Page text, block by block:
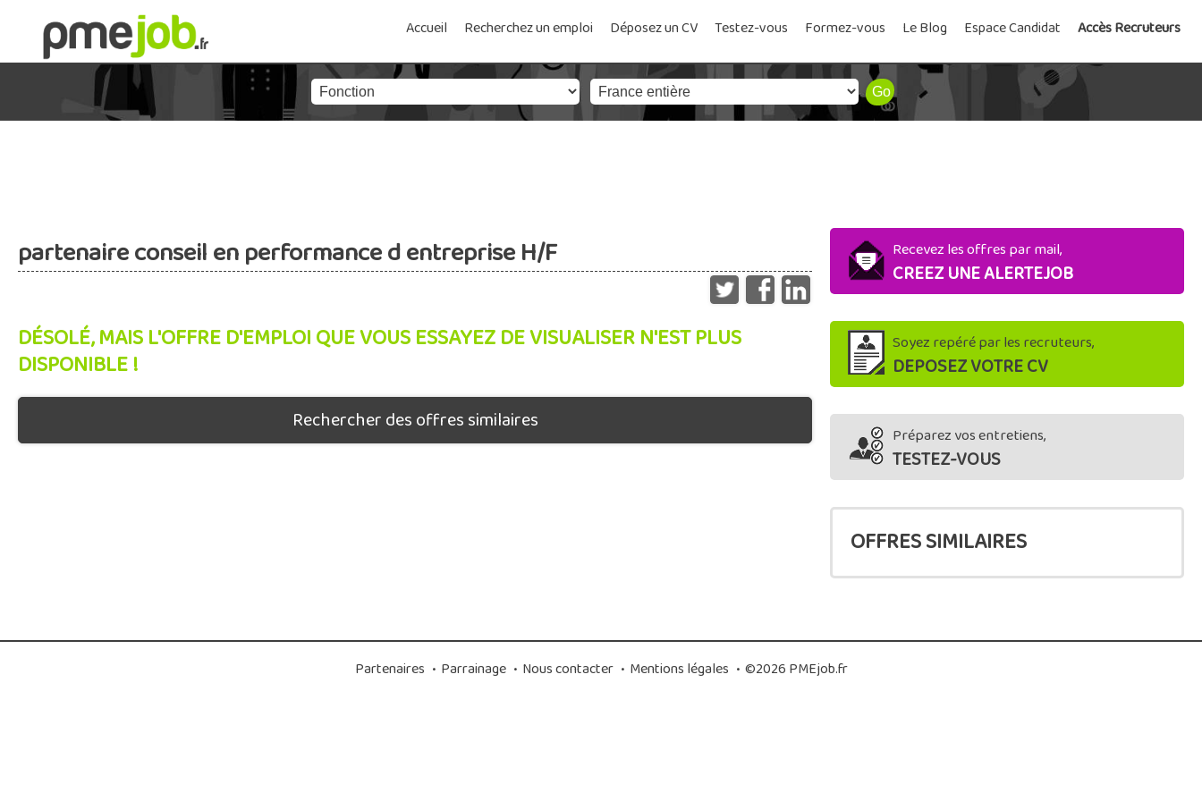
Accueil Recherchez un emploi Déposez un CV Testez-vous Formez-vous Le Blog Espace Candidat Accès Recruteurs
partenaire conseil en performance d entreprise H/F
DÉSOLÉ, MAIS L'OFFRE D'EMPLOI QUE VOUS ESSAYEZ DE VISUALISER N'EST PLUS
DISPONIBLE !
Rechercher des offres similaires
Recevez les offres par mail,
CREEZ UNE ALERTEJOB
Soyez repéré par les recruteurs,
DEPOSEZ VOTRE CV
Préparez vos entretiens,
TESTEZ-VOUS
OFFRES SIMILAIRES
Partenaires • Parrainage • Nous contacter • Mentions légales • ©2026 PMEjob.fr